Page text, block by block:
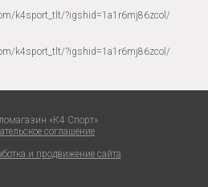
k4sport_tlt/?igshid=1a1r6mj86zcol/
k4sport_tlt/?igshid=1a1r6mj86zcol/
«К4 Спорт»
соглашение
и продвижение сайта